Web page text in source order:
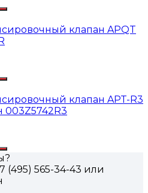
клапан APQT
клапан APT-R3
003Z5742R3
(495) 565-34-43 или